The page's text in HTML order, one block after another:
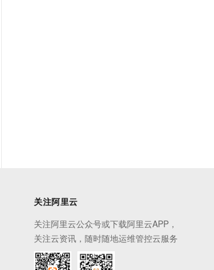
关注阿里云
关注阿里云公众号或下载阿里云APP，
关注云资讯，随时随地运维管控云服务